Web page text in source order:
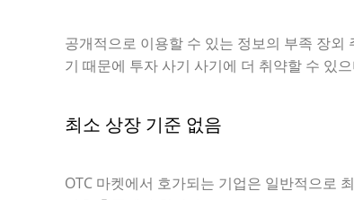
공개적으로 이용할 수 있는 정보의 부족 장
기 때문에 투자 사기 사기에 더 취약할 수 있
최소 상장 기준 없음
OTC 마켓에서 호가되는 기업은 일반적으로